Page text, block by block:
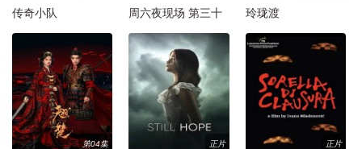
传奇小队
周六夜现场 第三十
玲珑渡
第04集 正片 正片